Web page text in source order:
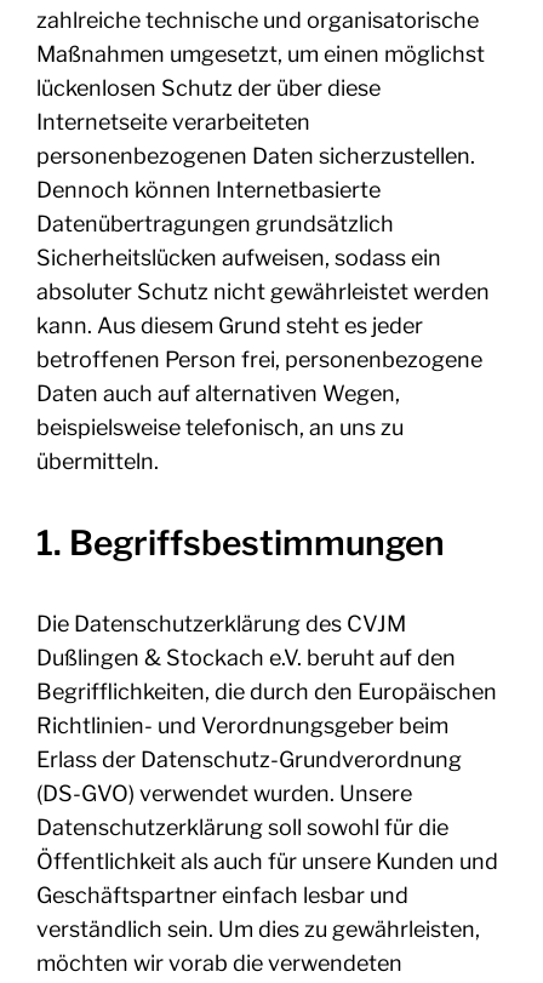
zahlreiche technische und organisatorische
Maßnahmen umgesetzt, um einen möglichst
lückenlosen Schutz der über diese
Internetseite verarbeiteten
personenbezogenen Daten sicherzustellen.
Dennoch können Internetbasierte
Datenübertragungen grundsätzlich
Sicherheitslücken aufweisen, sodass ein
absoluter Schutz nicht gewährleistet werden
kann. Aus diesem Grund steht es jeder
betroffenen Person frei, personenbezogene
Daten auch auf alternativen Wegen,
beispielsweise telefonisch, an uns zu
übermitteln.
1. Begriffsbestimmungen
Die Datenschutzerklärung des CVJM
Dußlingen & Stockach e.V. beruht auf den
Begrifflichkeiten, die durch den Europäischen
Richtlinien- und Verordnungsgeber beim
Erlass der Datenschutz-Grundverordnung
(DS-GVO) verwendet wurden. Unsere
Datenschutzerklärung soll sowohl für die
Öffentlichkeit als auch für unsere Kunden und
Geschäftspartner einfach lesbar und
verständlich sein. Um dies zu gewährleisten,
möchten wir vorab die verwendeten